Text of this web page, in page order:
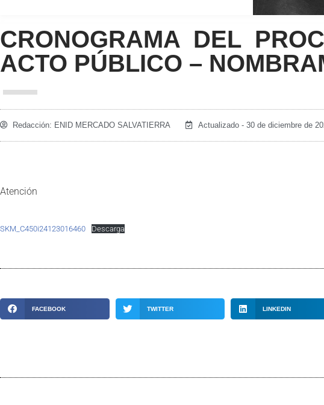
CRONOGRAMA DEL
ACTO PÚBLICO –
Redacción: ENID MERCADO SALVATIERRA Actualizado - 30 de diciembre de
Atención
SKM_C450i24123016460 Descarga
FACEBOOK TWITTER LINKEDIN